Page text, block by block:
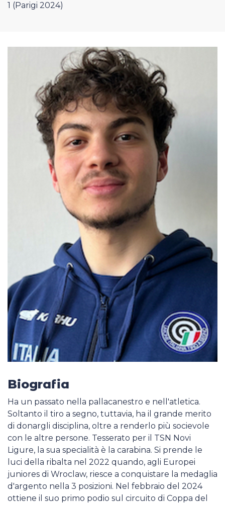
1 (Parigi 2024)
Biografia
Ha un passato nella pallacanestro e nell'atletica.
Soltanto il tiro a segno, tuttavia, ha il grande merito
di donargli disciplina, oltre a renderlo più socievole
con le altre persone. Tesserato per il TSN Novi
Ligure, la sua specialità è la carabina. Si prende le
luci della ribalta nel 2022 quando, agli Europei
juniores di Wroclaw, riesce a conquistare la medaglia
d'argento nella 3 posizioni. Nel febbraio del 2024
ottiene il suo primo podio sul circuito di Coppa del